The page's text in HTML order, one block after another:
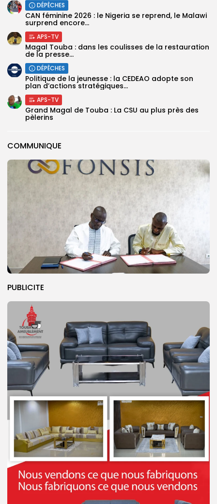
COMMUNIQUE
PUBLICITE
DÉPÊCHES
‎CAN féminine 2026 : le Nigeria se reprend, le Malawi
surprend encore...
APS-TV
Magal Touba : dans les coulisses de la restauration
de la presse...
DÉPÊCHES
Politique de la jeunesse : la CEDEAO adopte son
plan d’actions stratégiques...
APS-TV
Grand Magal de Touba : La CSU au plus près des
pèlerins